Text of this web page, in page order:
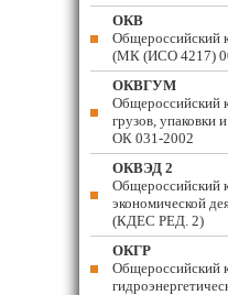
ОКВ
Общероссийский
(МК (ИСО 4217)
ОКВГУМ
Общероссийский
грузов, упаковки
ОК 031-2002
ОКВЭД 2
Общероссийский
экономической
(КДЕС РЕД. 2)
ОКГР
Общероссийский